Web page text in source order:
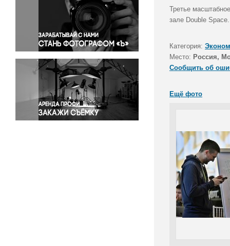
Политика
Правосудие
Происшествия и конфликты
Религия
Светская жизнь
Спорт
Экология
Экономика и бизнес
Третье
зале Double
Категория:
Место: Россия,
Сообщить об
Ещё фото